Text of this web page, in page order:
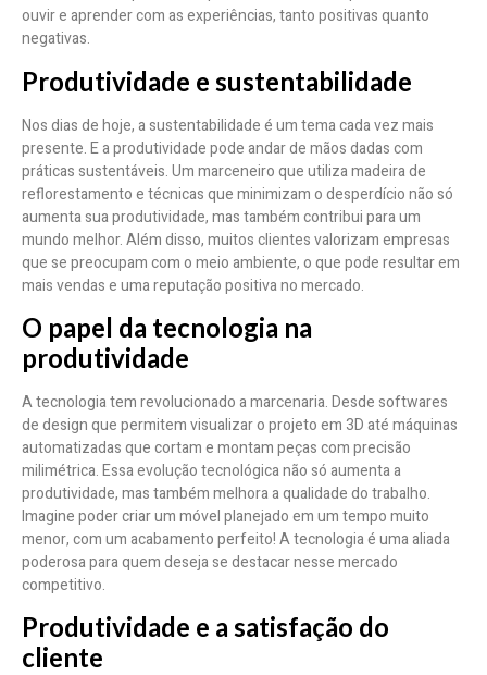
ouvir e aprender com as experiências, tanto positivas quanto
negativas.
Produtividade e sustentabilidade
Nos dias de hoje, a sustentabilidade é um tema cada vez mais
presente. E a produtividade pode andar de mãos dadas com
práticas sustentáveis. Um marceneiro que utiliza madeira de
reflorestamento e técnicas que minimizam o desperdício não só
aumenta sua produtividade, mas também contribui para um
mundo melhor. Além disso, muitos clientes valorizam empresas
que se preocupam com o meio ambiente, o que pode resultar em
mais vendas e uma reputação positiva no mercado.
O papel da tecnologia na
produtividade
A tecnologia tem revolucionado a marcenaria. Desde softwares
de design que permitem visualizar o projeto em 3D até máquinas
automatizadas que cortam e montam peças com precisão
milimétrica. Essa evolução tecnológica não só aumenta a
produtividade, mas também melhora a qualidade do trabalho.
Imagine poder criar um móvel planejado em um tempo muito
menor, com um acabamento perfeito! A tecnologia é uma aliada
poderosa para quem deseja se destacar nesse mercado
competitivo.
Produtividade e a satisfação do
cliente